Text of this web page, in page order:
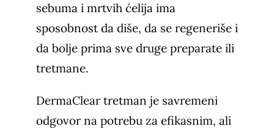
sebuma i mrtvih ćelija ima
sposobnost da diše, da se regeneriše i
da bolje prima sve druge preparate ili
tretmane.
DermaClear tretman je savremeni
odgovor na potrebu za efikasnim, ali